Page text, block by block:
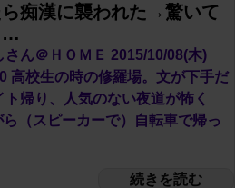
痴漢に襲われた→驚いて
…
さん＠ＨＯＭＥ 2015/10/08(木)
高校生の時の修羅場。文が下手だ
ト帰り、人気のない夜道が怖く
（スピーカーで）自転車で帰っ
続きを読む